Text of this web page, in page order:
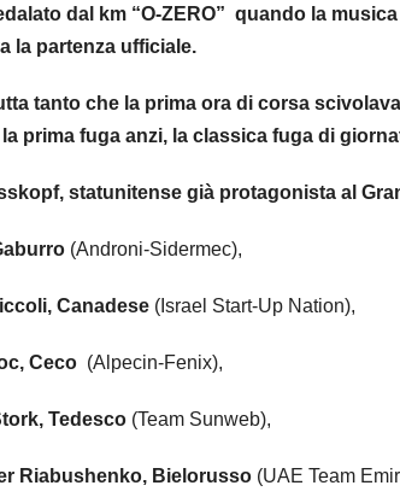
dal km “O-ZERO” quando la
la partenza ufficiale.
tanto che la prima ora di corsa
prima fuga anzi, la classica fuga di
statunitense già protagonista al
(Androni-Sidermec),
Canadese (Israel Start-Up Nation),
Ceco (Alpecin-Fenix),
Tedesco (Team Sunweb),
Riabushenko, Bielorusso (UAE Team